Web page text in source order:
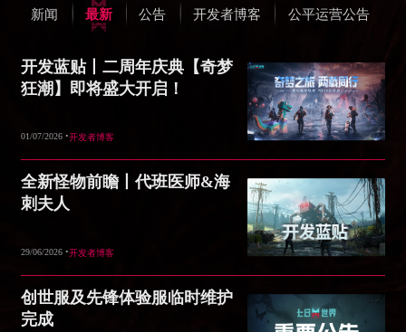
新闻 最新 公告 开发者博客 公平运营公告
开发蓝贴丨二周年庆典【奇梦
狂潮】即将盛大开启！
01/07/2026 •开发者博客
全新怪物前瞻丨代班医师&海
刺夫人
29/06/2026 •开发者博客
创世服及先锋体验服临时维护
完成